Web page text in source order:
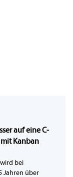
auf eine C-
Kanban
bei
Jahren über